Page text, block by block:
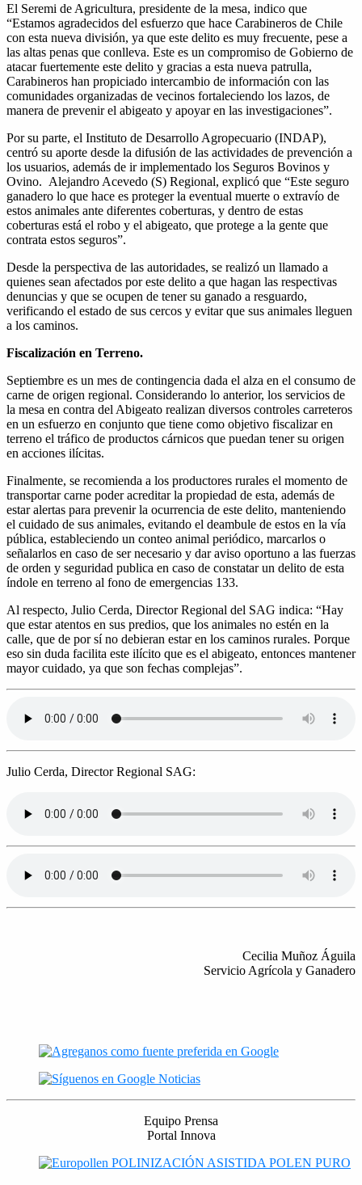
El Seremi de Agricultura, presidente de la mesa, indico que
“Estamos agradecidos del esfuerzo que hace Carabineros de Chile
con esta nueva división, ya que este delito es muy frecuente, pese a
las altas penas que conlleva. Este es un compromiso de Gobierno de
atacar fuertemente este delito y gracias a esta nueva patrulla,
Carabineros han propiciado intercambio de información con las
comunidades organizadas de vecinos fortaleciendo los lazos, de
manera de prevenir el abigeato y apoyar en las investigaciones”.
Por su parte, el Instituto de Desarrollo Agropecuario (INDAP),
centró su aporte desde la difusión de las actividades de prevención a
los usuarios, además de ir implementado los Seguros Bovinos y
Ovino. Alejandro Acevedo (S) Regional, explicó que “Este seguro
ganadero lo que hace es proteger la eventual muerte o extravío de
estos animales ante diferentes coberturas, y dentro de estas
coberturas está el robo y el abigeato, que protege a la gente que
contrata estos seguros”.
Desde la perspectiva de las autoridades, se realizó un llamado a
quienes sean afectados por este delito a que hagan las respectivas
denuncias y que se ocupen de tener su ganado a resguardo,
verificando el estado de sus cercos y evitar que sus animales lleguen
a los caminos.
Fiscalización en Terreno.
Septiembre es un mes de contingencia dada el alza en el consumo de
carne de origen regional. Considerando lo anterior, los servicios de
la mesa en contra del Abigeato realizan diversos controles carreteros
en un esfuerzo en conjunto que tiene como objetivo fiscalizar en
terreno el tráfico de productos cárnicos que puedan tener su origen
en acciones ilícitas.
Finalmente, se recomienda a los productores rurales el momento de
transportar carne poder acreditar la propiedad de esta, además de
estar alertas para prevenir la ocurrencia de este delito, manteniendo
el cuidado de sus animales, evitando el deambule de estos en la vía
pública, estableciendo un conteo animal periódico, marcarlos o
señalarlos en caso de ser necesario y dar aviso oportuno a las fuerzas
de orden y seguridad publica en caso de constatar un delito de esta
índole en terreno al fono de emergencias 133.
Al respecto, Julio Cerda, Director Regional del SAG indica: “Hay
que estar atentos en sus predios, que los animales no estén en la
calle, que de por sí no debieran estar en los caminos rurales. Porque
eso sin duda facilita este ilícito que es el abigeato, entonces mantener
mayor cuidado, ya que son fechas complejas”.
Julio Cerda, Director Regional SAG:
Cecilia Muñoz Águila
Servicio Agrícola y Ganadero
Equipo Prensa
Portal Innova